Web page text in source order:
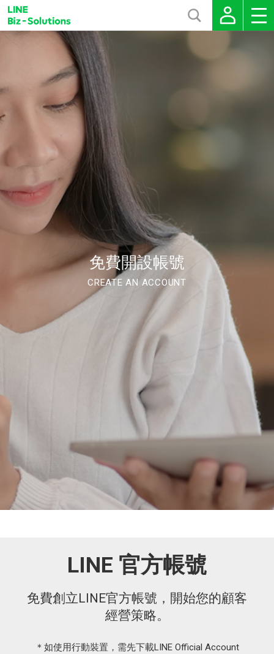
免費開設帳號
CREATE AN ACCOUNT
LINE 官方帳號
免費創立LINE官方帳號，開始您的顧客
經營策略。
＊如使用行動裝置，需先下載LINE Official Account